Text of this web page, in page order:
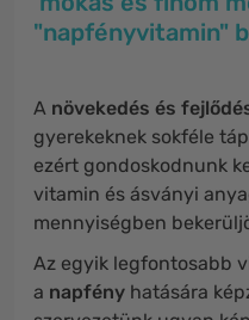
"napfényvitamin"
A növekedés és
gyerekeknek sokféle
ezért gondoskodnunk
vitamin és ásványi
mennyiségben
Az egyik legfontosabb
a napfény hatására